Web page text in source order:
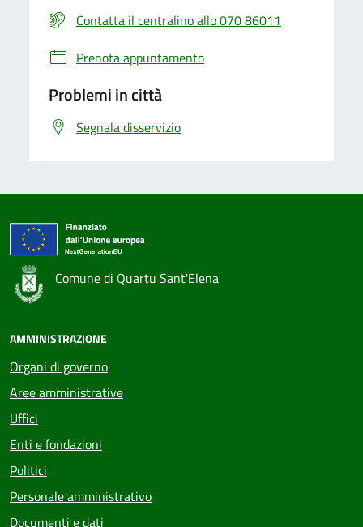
Contatta il centralino allo 070 86011
Prenota appuntamento
Problemi in città
Segnala disservizio
Comune di Quartu Sant'Elena
AMMINISTRAZIONE
Organi di governo
Aree amministrative
Uffici
Enti e fondazioni
Politici
Personale amministrativo
Documenti e dati